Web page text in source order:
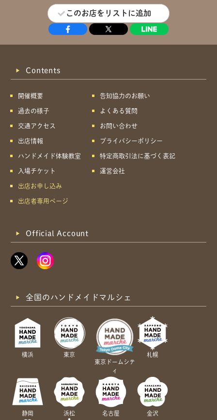
このお店をリストに追加
Contents
開催概要
過去の様子
交通アクセス
出店情報
ハンドメイド体験教室
入場チケット
出店お申し込み
出店者専用ページ
告知協力のお願い
よくある質問
お問い合わせ
プライバシーポリシー
特定商取引法に基づく表記
運営会社
Official Account
全国のハンドメイドマルシェ
横浜
東京
東京ドームシテ
ィ
札幌
静岡 浜松 名古屋 金沢